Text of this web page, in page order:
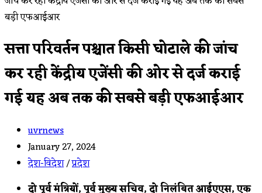
सत्ता परिवर्तन पश्चात किसी घोटाले की जांच
कर रही केंद्रीय एजेंसी की ओर से दर्ज कराई
गई यह अब तक की सबसे बड़ी एफआईआर
Post
author:
uvrnews
Post
published:
January 27, 2024
Post
category:
देश-विदेश/प्रदेश
दो पूर्व मंत्रियों, पूर्व मुख्य सचिव, दो निलंबित आईएएस, एक